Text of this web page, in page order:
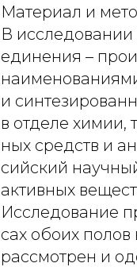
Материал и
В
единения –
и
в отделе химии,
ных средств и
сийский
активных
Исследование
сах обоих полов
рассмотрен и